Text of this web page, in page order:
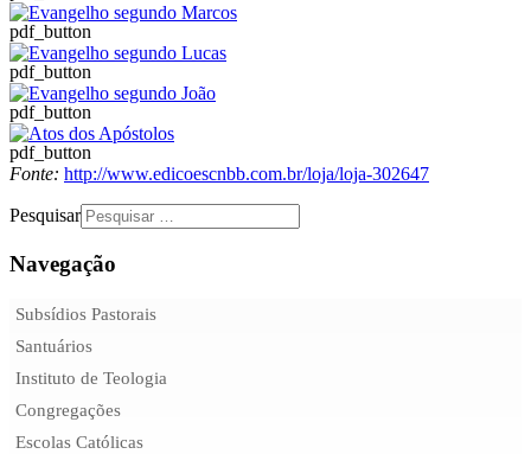
Evangelho segundo Marcos
Evangelho segundo Lucas
Evangelho segundo João
Atos dos Apóstolos
Fonte: http://www.edicoescnbb.com.br/loja/loja-302647
Pesquisar
Navegação
Subsídios Pastorais
Santuários
Instituto de Teologia
Congregações
Escolas Católicas